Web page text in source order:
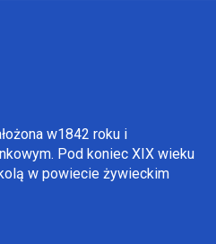
w1842 roku i
Pod koniec XIX wieku
w powiecie żywieckim